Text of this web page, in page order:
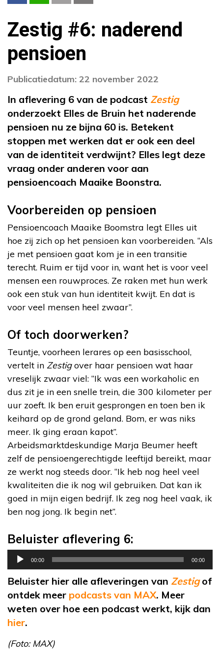
Zestig #6: naderend
pensioen
Publicatiedatum: 22 november 2022
In aflevering 6 van de podcast Zestig
onderzoekt Elles de Bruin het naderende
pensioen nu ze bijna 60 is. Betekent
stoppen met werken dat er ook een deel
van de identiteit verdwijnt? Elles legt deze
vraag onder anderen voor aan
pensioencoach Maaike Boonstra.
Voorbereiden op pensioen
Pensioencoach Maaike Boomstra legt Elles uit
hoe zij zich op het pensioen kan voorbereiden. “Als
je met pensioen gaat kom je in een transitie
terecht. Ruim er tijd voor in, want het is voor veel
mensen een rouwproces. Ze raken met hun werk
ook een stuk van hun identiteit kwijt. En dat is
voor veel mensen heel zwaar”.
Of toch doorwerken?
Teuntje, voorheen lerares op een basisschool,
vertelt in Zestigover haar pensioen wat haar
vreselijk zwaar viel: “Ik was een workaholic en
dus zit je in een snelle trein, die 300 kilometer per
uur zoeft. Ik ben eruit gesprongen en toen ben ik
keihard op de grond geland. Bom, er was niks
meer. Ik ging eraan kapot”.
Arbeidsmarktdeskundige Marja Beumer heeft
zelf de pensioengerechtigde leeftijd bereikt, maar
ze werkt nog steeds door. “Ik heb nog heel veel
kwaliteiten die ik nog wil gebruiken. Dat kan ik
goed in mijn eigen bedrijf. Ik zeg nog heel vaak, ik
ben nog jong. Ik begin net”.
Beluister aflevering 6:
Audiospeler
00:00 00:00
Beluister hier alle afleveringen van Zestigof
ontdek meer podcasts van MAX. Meer
weten over hoe een podcast werkt, kijk dan
hier.
(Foto: MAX)